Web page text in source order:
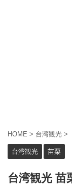
HOME > 台湾観光 >
台湾観光 苗栗
台湾観光